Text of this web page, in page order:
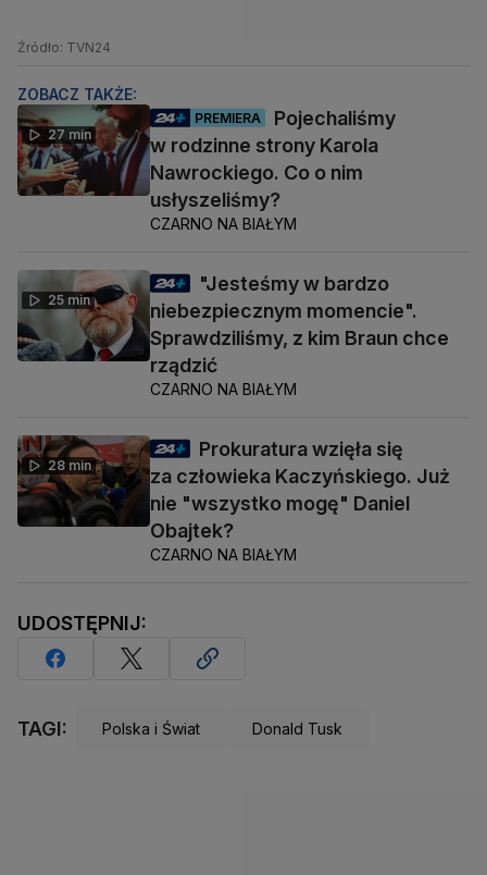
Źródło: TVN24
ZOBACZ TAKŻE:
27 min
PREMIERA
Pojechaliśmy
w rodzinne strony Karola
Nawrockiego. Co o nim
usłyszeliśmy?
CZARNO NA BIAŁYM
25 min
"Jesteśmy w bardzo
niebezpiecznym momencie".
Sprawdziliśmy, z kim Braun chce
rządzić
CZARNO NA BIAŁYM
28 min
Prokuratura wzięła się
za człowieka Kaczyńskiego. Już
nie "wszystko mogę" Daniel
Obajtek?
CZARNO NA BIAŁYM
UDOSTĘPNIJ:
TAGI: Polska i Świat Donald Tusk